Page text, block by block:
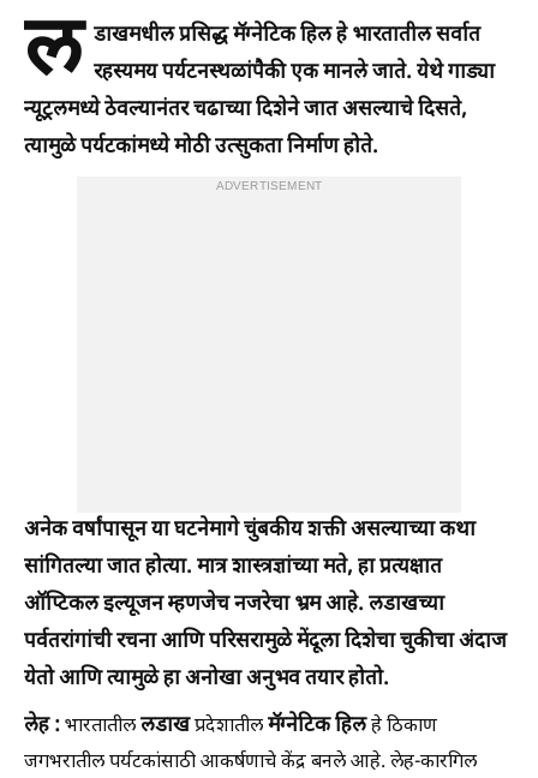
ल डाखमधील प्रसिद्ध मॅग्नेटिक हिल हे भारतातील सर्वात
रहस्यमय पर्यटनस्थळांपैकी एक मानले जाते. येथे गाड्या
न्यूट्रलमध्ये ठेवल्यानंतर चढाच्या दिशेने जात असल्याचे दिसते,
त्यामुळे पर्यटकांमध्ये मोठी उत्सुकता निर्माण होते.
ADVERTISEMENT
अनेक वर्षांपासून या घटनेमागे चुंबकीय शक्ती असल्याच्या कथा
सांगितल्या जात होत्या. मात्र शास्त्रज्ञांच्या मते, हा प्रत्यक्षात
ऑप्टिकल इल्यूजन म्हणजेच नजरेचा भ्रम आहे. लडाखच्या
पर्वतरांगांची रचना आणि परिसरामुळे मेंदूला दिशेचा चुकीचा अंदाज
येतो आणि त्यामुळे हा अनोखा अनुभव तयार होतो.
लेह :भारतातीललडाखप्रदेशातीलमॅग्नेटिक हिलहे ठिकाण
जगभरातील पर्यटकांसाठी आकर्षणाचे केंद्र बनले आहे. लेह-कारगिल